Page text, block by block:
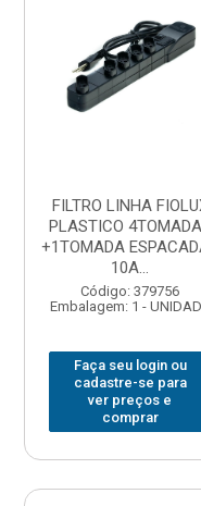
FILTRO LINHA
PLASTICO
+1TOMADA
10A...
Código: 379756
Embalagem: 1 -
Faça seu login ou
cadastre-se para
ver preços e
comprar